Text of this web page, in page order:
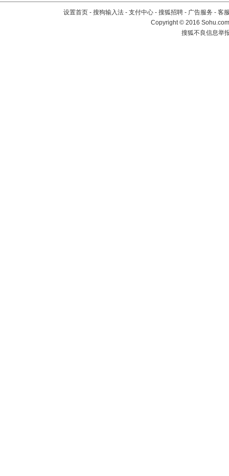
设置首页 - 搜狗输入法 - 支付中心 - 搜狐招聘 - 广告服务 - 客
Copyright©2016
搜狐不良信息举